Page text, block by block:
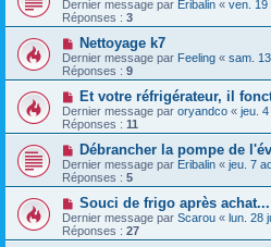
Dernier message par Eribalin « ven. 19
Réponses : 3
Nettoyage k7
Dernier message par Feeling « sam.
Réponses : 9
Et votre réfrigérateur, il
Dernier message par oryandco « jeu.
Réponses : 11
Débrancher la pompe de
Dernier message par Eribalin « jeu. 7
Réponses : 5
Souci de frigo après achat...
Dernier message par Scarou « lun. 28
Réponses : 27